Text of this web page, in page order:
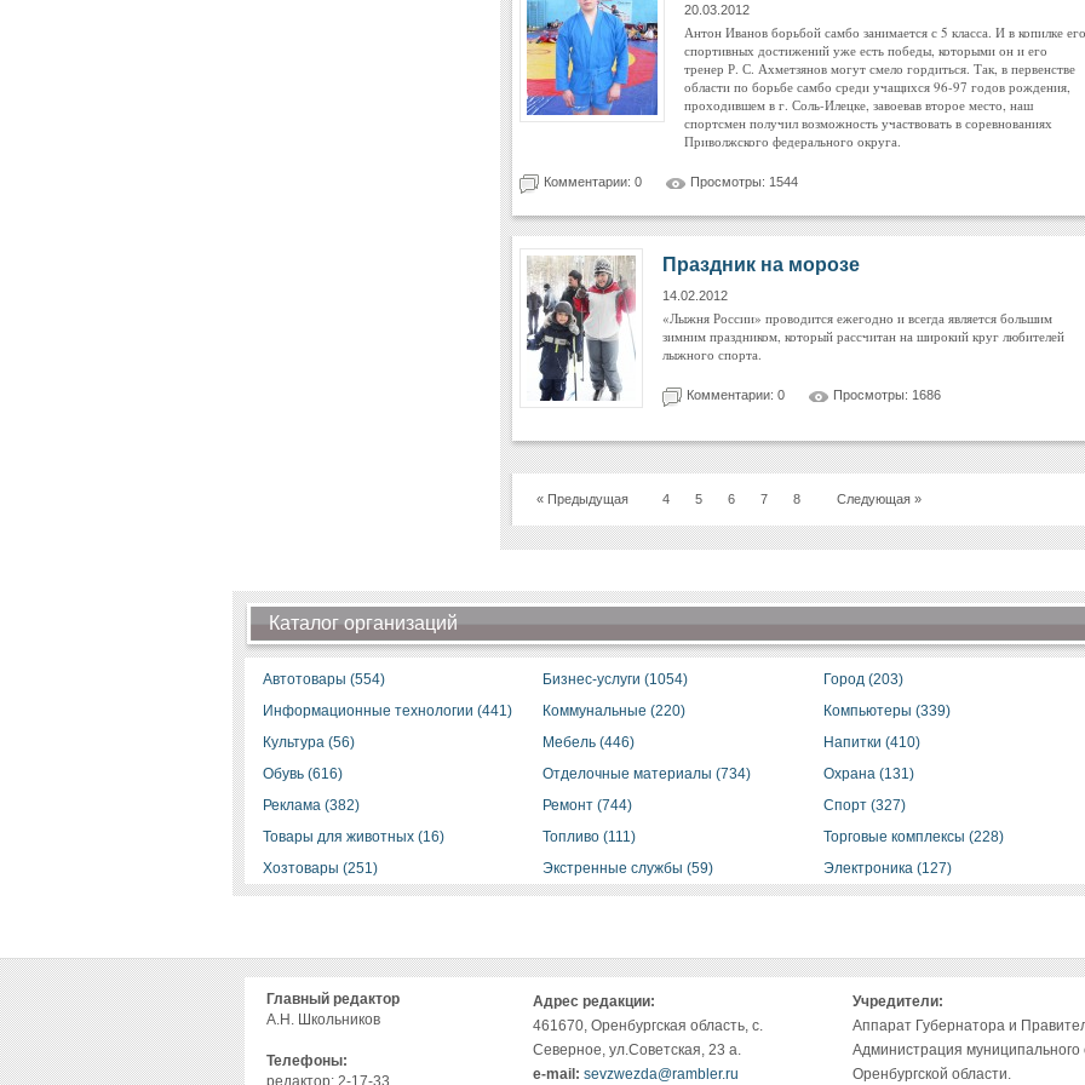
20.03.2012
Антон Иванов борьбой самбо занимается с 5 класса. И в копилке его
спортивных достижений уже есть победы, которыми он и его
тренер Р. С. Ахметзянов могут смело гордиться. Так, в первенстве
области по борьбе самбо среди учащихся 96-97 годов рождения,
проходившем в г. Соль-Илецке, завоевав второе место, наш
спортсмен получил возможность участвовать в соревнованиях
Приволжского федерального округа.
Комментарии: 0 Просмотры: 1544
Праздник на морозе
14.02.2012
«Лыжня России» проводится ежегодно и всегда является большим
зимним праздником, который рассчитан на широкий круг любителей
лыжного спорта.
Комментарии: 0 Просмотры: 1686
« Предыдущая 4 5 6 7 8 Следующая »
Каталог организаций
Автотовары (554) Бизнес-услуги (1054)
Город (203)
Информационные технологии (441)
Коммунальные (220)
Компьютеры (339)
Культура (56)
Мебель (446)
Напитки (410)
Обувь (616)
Отделочные материалы (734)
Охрана (131)
Реклама (382)
Ремонт (744)
Спорт (327)
Товары для животных (16)
Топливо (111)
Торговые комплексы (228)
Хозтовары (251)
Экстренные службы (59) Электроника (127)
Главный редактор
А.Н. Школьников
Телефоны:
редактор: 2-17-33,
Адрес редакции:
461670, Оренбургская область, с.
Северное, ул.Советская, 23 а.
е-mail: sevzwezda@rambler.ru
Учредители:
Аппарат Губернатора и
Администрация
Оренбургской области.